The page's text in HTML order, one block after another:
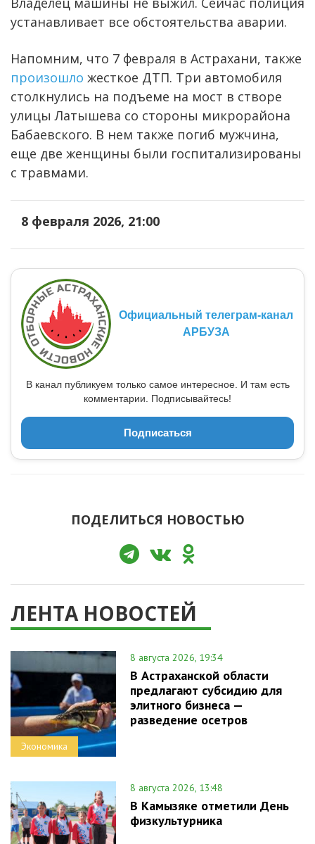
устанавливает все обстоятельства аварии.
Напомним, что 7 февраля в Астрахани, также
произошло жесткое ДТП. Три автомобиля
столкнулись на подъеме на мост в створе
улицы Латышева со стороны микрорайона
Бабаевского. В нем также погиб мужчина,
еще две женщины были госпитализированы
с травмами.
8 февраля 2026, 21:00
Официальный телеграм-канал
АРБУЗА
В канал публикуем только самое интересное. И там есть
комментарии. Подписывайтесь!
Подписаться
ПОДЕЛИТЬСЯ НОВОСТЬЮ
ЛЕНТА НОВОСТЕЙ
Экономика
8 августа 2026, 19:34
В Астраханской области
предлагают субсидию для
элитного бизнеса —
разведение осетров
8 августа 2026, 13:48
В Камызяке отметили День
физкультурника